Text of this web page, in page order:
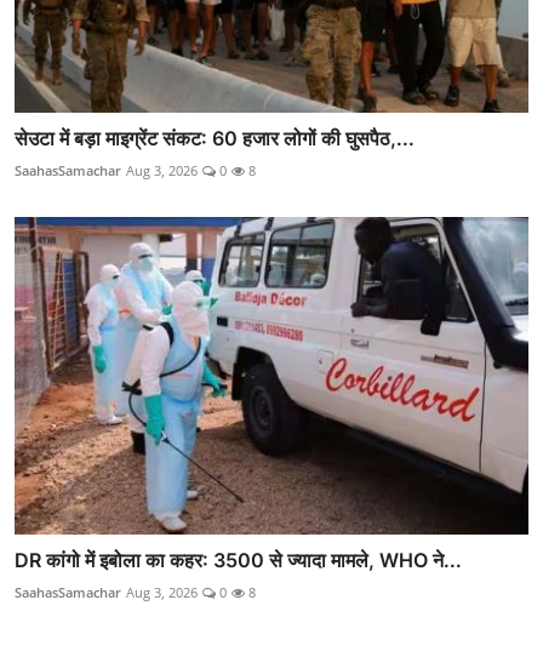
सेउटा में बड़ा माइग्रेंट संकट: 60 हजार लोगों की घुसपैठ,...
SaahasSamachar Aug 3, 2026 0 8
DR कांगो में इबोला का कहर: 3500 से ज्यादा मामले, WHO ने...
SaahasSamachar Aug 3, 2026 0 8